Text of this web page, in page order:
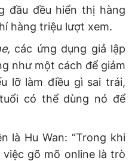
đầu đều hiển thị hàng
hàng triệu lượt xem.
các ứng dụng giả lập
như một cách để giảm
lỡ làm điều gì sai trái,
có thể dùng nó để
là Hu Wan: “Trong khi
gõ mõ online là trò